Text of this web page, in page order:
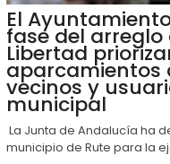
El
fase del
Libertad
aparcamientos
vecinos y
municipal
La Junta de Andalucía ha
municipio de Rute para la